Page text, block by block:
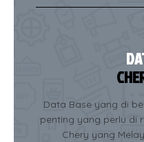
Data Base yang di
penting yang perlu di
Chery yang